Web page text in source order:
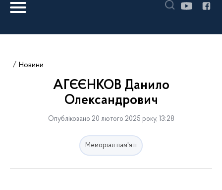
Новини
АГЄЄНКОВ Данило
Олександрович
Опубліковано 20 лютого 2025 року, 13:28
Меморіал пам'яті